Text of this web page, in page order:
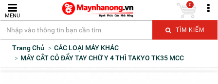
MENU
TÌM KIẾM
0
Trang Chủ
CÁC LOẠI MÁY KHÁC
MÁY CẮT CỎ ĐẨY TAY CHỮ Y 4 THÌ TAKYO TK35 MCC